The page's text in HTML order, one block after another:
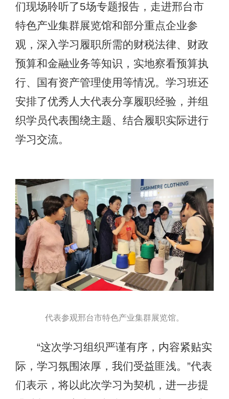
们现场聆听了5场专题报告，走进邢台市
特色产业集群展览馆和部分重点企业参
观，深入学习履职所需的财税法律、财政
预算和金融业务等知识，实地察看预算执
行、国有资产管理使用等情况。学习班还
安排了优秀人大代表分享履职经验，并组
织学员代表围绕主题、结合履职实际进行
学习交流。
代表参观邢台市特色产业集群展览馆。
“这次学习组织严谨有序，内容紧贴实
际，学习氛围浓厚，我们受益匪浅。”代表
们表示，将以此次学习为契机，进一步提